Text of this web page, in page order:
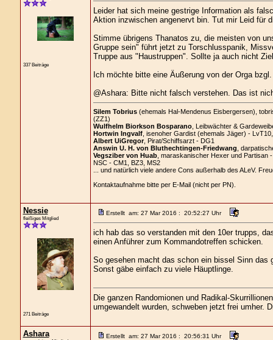
337 Beiträge
Leider hat sich meine gestrige Information als
Aktion inzwischen angenervt bin. Tut mir Leid für
Stimme übrigens Thanatos zu, die meisten von
Gruppe sein" führt jetzt zu Torschlusspanik,
Truppe aus "Haustruppen". Sollte ja auch nicht
Ich möchte bitte eine Äußerung von der Orga
@Ashara: Bitte nicht falsch verstehen. Das ist
Silem Tobrius(ehemals Hal-Mendenus Eisbergersen),
(ZZ1)
Wulfhelm Biorkson Bosparano, Leibwächter &
Hortwin Ingvalf, isenoher Gardist (ehemals Jäger) -
Albert UiGregor, Pirat/Schiffsarzt - DG1
Answin U. H. von Bluthechtingen-Friedwang ,
Vegsziber von Huab, maraskanischer Hexer und Partisan
NSC - CM1, BZ3, MS2
... und natürlich viele andere Cons außerhalb des ALeV.
Kontaktaufnahme bitte per E-Mail (nicht per PN).
Nessie
fleißiges Mitglied
271 Beiträge
Erstellt am: 27 Mar 2016 : 20:52:27 Uhr
ich hab das so verstanden mit den 10er trupps,
einen Anführer zum Kommandotreffen schicken.
So gesehen macht das schon ein bissel Sinn das
Sonst gäbe einfach zu viele Häuptlinge.
Die ganzen Randomionen und Radikal-
umgewandelt wurden, schweben jetzt frei umher.
Ashara Erstellt am: 27 Mar 2016 : 20:56:31 Uhr